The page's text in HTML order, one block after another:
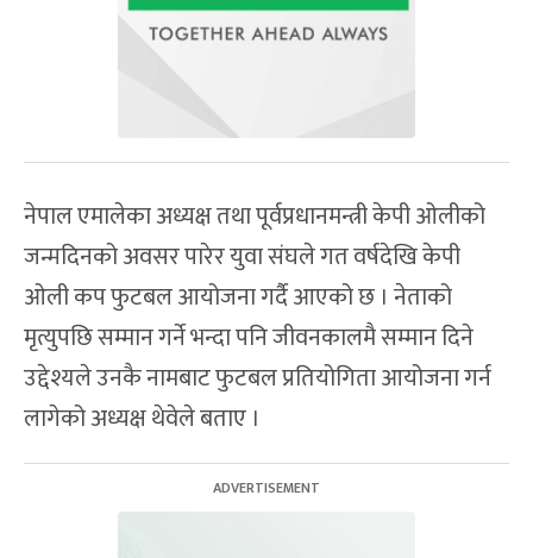
नेपाल एमालेका अध्यक्ष तथा पूर्वप्रधानमन्त्री केपी ओलीको
जन्मदिनको अवसर पारेर युवा संघले गत वर्षदेखि केपी
ओली कप फुटबल आयोजना गर्दै आएको छ । नेताको
मृत्युपछि सम्मान गर्ने भन्दा पनि जीवनकालमै सम्मान दिने
उद्देश्यले उनकै नामबाट फुटबल प्रतियोगिता आयोजना गर्न
लागेको अध्यक्ष थेवेले बताए ।